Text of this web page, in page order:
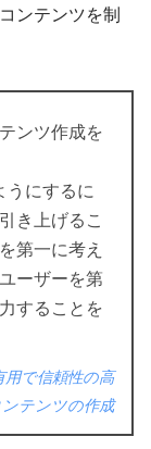
ンテンツを制
ンツ作成を
うにするに
き上げるこ
第一に考え
ーザーを第
することを
用で信頼性の高
テンツの作成